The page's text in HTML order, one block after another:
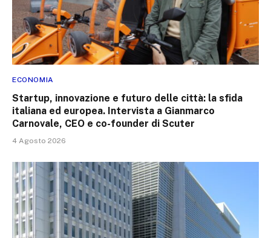
ECONOMIA
Startup, innovazione e futuro delle città: la sfida
italiana ed europea. Intervista a Gianmarco
Carnovale, CEO e co-founder di Scuter
4 Agosto 2026